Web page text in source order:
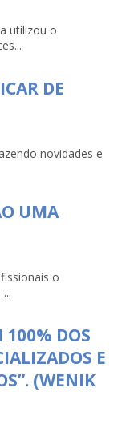
utilizou o
DE
novidades e
UMA
o
100% DOS
E
(WENIK